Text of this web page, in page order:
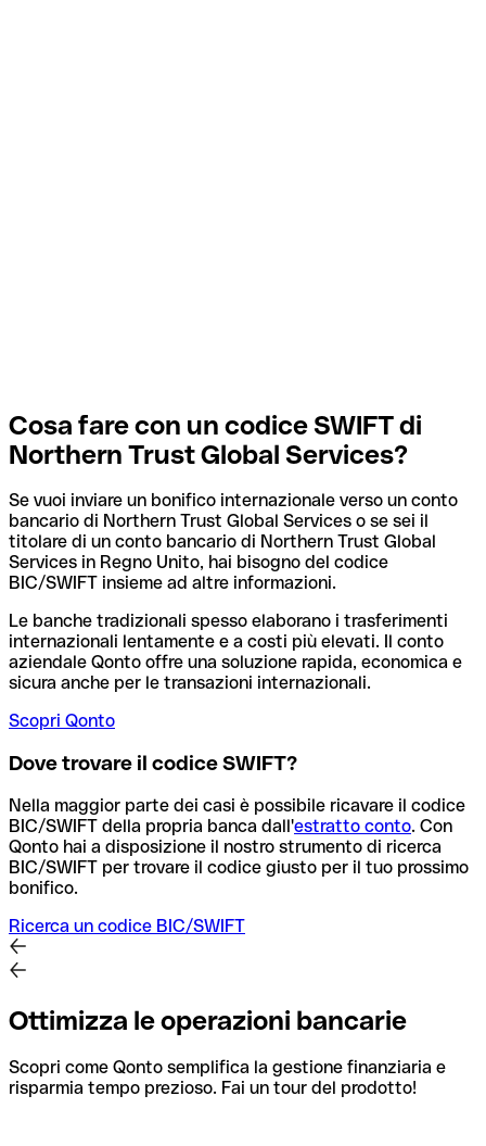
Cosa fare con un codice SWIFT di
Northern Trust Global Services?
Se vuoi inviare un bonifico internazionale verso un conto
bancario di Northern Trust Global Services o se sei il
titolare di un conto bancario di Northern Trust Global
Services in Regno Unito, hai bisogno del codice
BIC/SWIFT insieme ad altre informazioni.
Le banche tradizionali spesso elaborano i trasferimenti
internazionali lentamente e a costi più elevati. Il conto
aziendale Qonto offre una soluzione rapida, economica e
sicura anche per le transazioni internazionali.
Scopri Qonto
Dove trovare il codice SWIFT?
Nella maggior parte dei casi è possibile ricavare il codice
BIC/SWIFT della propria banca dall'estratto conto. Con
Qonto hai a disposizione il nostro strumento di ricerca
BIC/SWIFT per trovare il codice giusto per il tuo prossimo
bonifico.
Ricerca un codice BIC/SWIFT
Ottimizza le operazioni bancarie
Scopri come Qonto semplifica la gestione finanziaria e
risparmia tempo prezioso. Fai un tour del prodotto!